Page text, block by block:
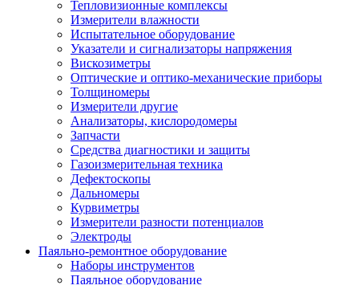
Тепловизионные комплексы
Измерители влажности
Испытательное оборудование
Указатели и сигнализаторы напряжения
Вискозиметры
Оптические и оптико-механические приборы
Толщиномеры
Измерители другие
Анализаторы, кислородомеры
Запчасти
Средства диагностики и защиты
Газоизмерительная техника
Дефектоскопы
Дальномеры
Курвиметры
Измерители разности потенциалов
Электроды
Паяльно-ремонтное оборудование
Наборы инструментов
Паяльное оборудование